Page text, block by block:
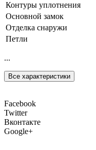
Контуры уплотнения
Основной замок
Отделка снаружи
Петли
...
Все характеристики
Facebook
Twitter
Вконтакте
Google+